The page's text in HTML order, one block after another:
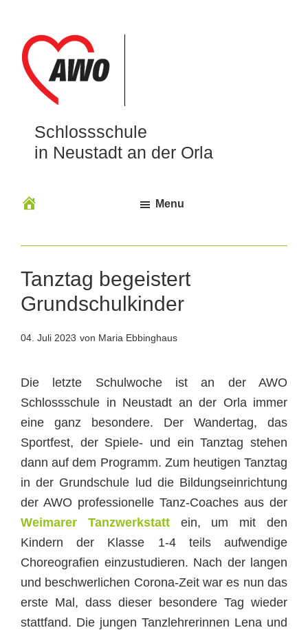
Schlossschule
in Neustadt an der Orla
Menu
Tanztag begeistert
Grundschulkinder
04. Juli 2023 von Maria Ebbinghaus
Die letzte Schulwoche ist an der AWO
Schlossschule in Neustadt an der Orla immer
eine ganz besondere. Der Wandertag, das
Sportfest, der Spiele- und ein Tanztag stehen
dann auf dem Programm. Zum heutigen Tanztag
in der Grundschule lud die Bildungseinrichtung
der AWO professionelle Tanz-Coaches aus der
Weimarer Tanzwerkstatt
ein, um mit den
Kindern der Klasse 1-4 teils aufwendige
Choreografien einzustudieren. Nach der langen
und beschwerlichen Corona-Zeit war es nun das
erste Mal, dass dieser besondere Tag wieder
stattfand. Die jungen Tanzlehrerinnen Lena und